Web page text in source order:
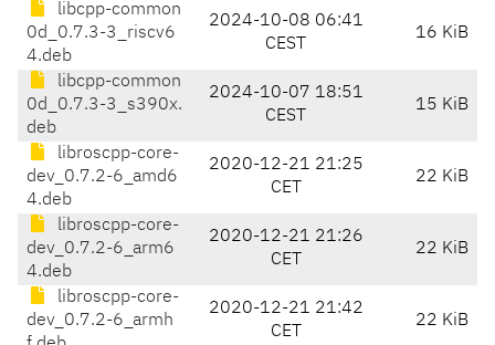
libcpp-common
0d_0.7.3-3_riscv6
4.deb
2024-10-08 06:41
CEST
16 KiB
libcpp-common
0d_0.7.3-3_s390x.
deb
2024-10-07 18:51
CEST
15 KiB
libroscpp-core-
dev_0.7.2-6_amd6
4.deb
2020-12-21 21:25
CET
22 KiB
libroscpp-core-
dev_0.7.2-6_arm6
4.deb
2020-12-21 21:26
CET
22 KiB
libroscpp-core-
dev_0.7.2-6_armh
2020-12-21 21:42
CET
22 KiB